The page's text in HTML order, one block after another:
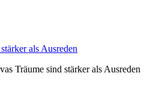
als Ausreden
Träume sind stärker als Ausreden